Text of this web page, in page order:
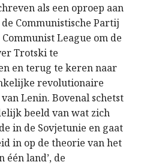
als een oproep aan
de Communistische Partij
Communist League om de
Trotski te
en terug te keren naar
revolutionaire
Lenin. Bovenal schetst
beeld van wat zich
in de Sovjetunie en gaat
in op de theorie van het
één land’, de